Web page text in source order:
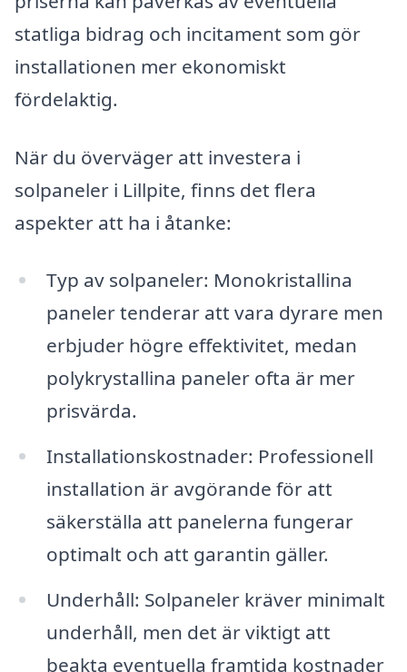
statliga bidrag och incitament som gör
installationen mer ekonomiskt
fördelaktig.
När du överväger att investera i
solpaneler i Lillpite, finns det flera
aspekter att ha i åtanke:
Typ av solpaneler: Monokristallina
paneler tenderar att vara dyrare men
erbjuder högre effektivitet, medan
polykrystallina paneler ofta är mer
prisvärda.
Installationskostnader: Professionell
installation är avgörande för att
säkerställa att panelerna fungerar
optimalt och att garantin gäller.
Underhåll: Solpaneler kräver minimalt
underhåll, men det är viktigt att
beakta eventuella framtida kostnader